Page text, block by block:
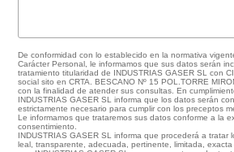
De conformidad con lo establecido en la normativa
Carácter Personal, le informamos que sus datos serán
tratamiento titularidad de INDUSTRIAS GASER SL con
social sito en CRTA. BESCANO Nº 15 POL.TORRE
con la finalidad de atender sus consultas. En
INDUSTRIAS GASER SL informa que los datos serán
estrictamente necesario para cumplir con los preceptos
Le informamos que trataremos sus datos conforme a la
consentimiento.
INDUSTRIAS GASER SL informa que procederá a tratar
leal, transparente, adecuada, pertinente, limitada,